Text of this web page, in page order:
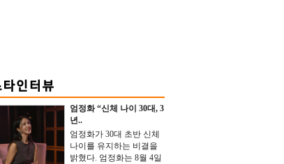
엄정화 “신체 나이 30대, 3
년..
엄정화가 30대 초반 신체
나이를 유지하는 비결을
밝혔다. 엄정화는 8월 4일